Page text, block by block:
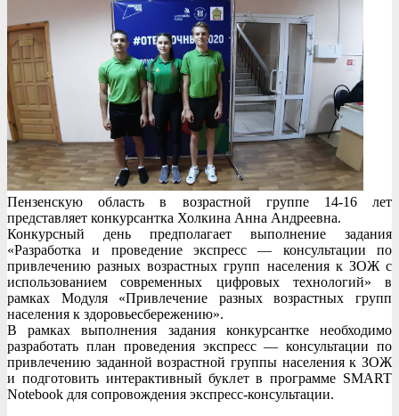
Пензенскую область в возрастной группе 14-16 лет
представляет конкурсантка Холкина Анна Андреевна.
Конкурсный день предполагает выполнение задания
«Разработка и проведение экспресс — консультации по
привлечению разных возрастных групп населения к ЗОЖ с
использованием современных цифровых технологий» в
рамках Модуля «Привлечение разных возрастных групп
населения к здоровьесбережению».
В рамках выполнения задания конкурсантке необходимо
разработать план проведения экспресс — консультации по
привлечению заданной возрастной группы населения к ЗОЖ
и подготовить интерактивный буклет в программе SMART
Notebook для сопровождения экспресс-консультации.